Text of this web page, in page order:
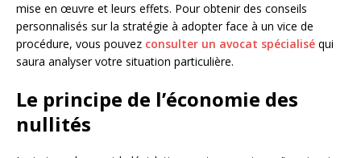
mise en œuvre et leurs effets. Pour obtenir des conseils
personnalisés sur la stratégie à adopter face à un vice de
procédure, vous pouvez consulter un avocat spécialisé qui
saura analyser votre situation particulière.
Le principe de l’économie des
nullités